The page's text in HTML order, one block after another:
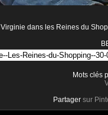
Virginie dans les Reines du
Mots clés
Partager sur